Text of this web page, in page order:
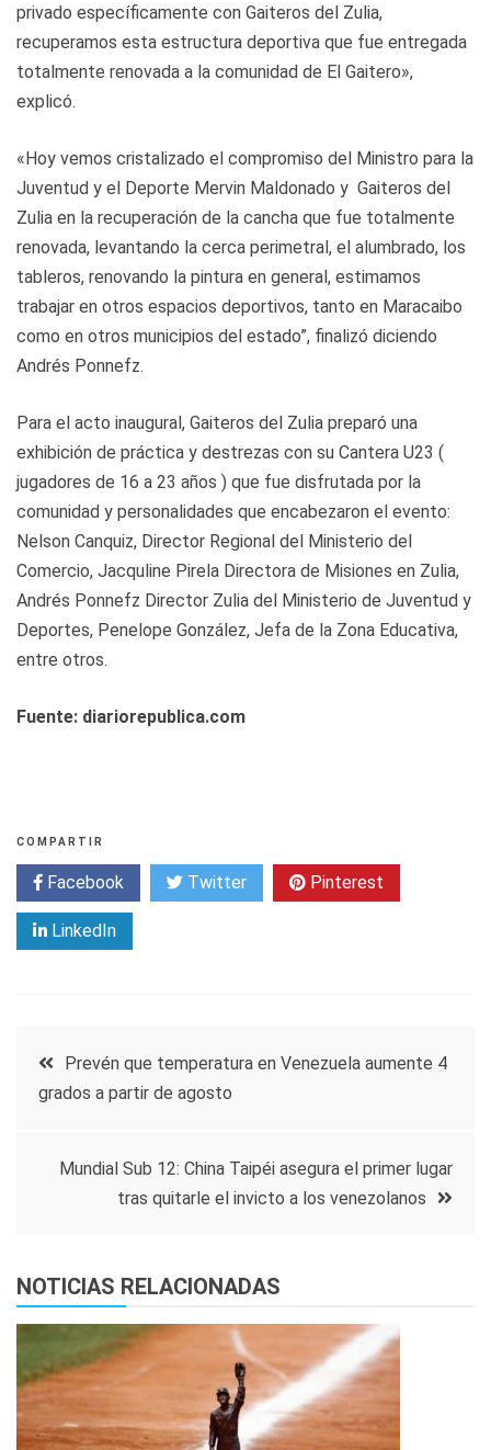
privado específicamente con Gaiteros del Zulia,
recuperamos esta estructura deportiva que fue entregada
totalmente renovada a la comunidad de El Gaitero»,
explicó.
«Hoy vemos cristalizado el compromiso del Ministro para la
Juventud y el Deporte Mervin Maldonado y Gaiteros del
Zulia en la recuperación de la cancha que fue totalmente
renovada, levantando la cerca perimetral, el alumbrado, los
tableros, renovando la pintura en general, estimamos
trabajar en otros espacios deportivos, tanto en Maracaibo
como en otros municipios del estado”, finalizó diciendo
Andrés Ponnefz.
Para el acto inaugural, Gaiteros del Zulia preparó una
exhibición de práctica y destrezas con su Cantera U23 (
jugadores de 16 a 23 años ) que fue disfrutada por la
comunidad y personalidades que encabezaron el evento:
Nelson Canquiz, Director Regional del Ministerio del
Comercio, Jacquline Pirela Directora de Misiones en Zulia,
Andrés Ponnefz Director Zulia del Ministerio de Juventud y
Deportes, Penelope González, Jefa de la Zona Educativa,
entre otros.
Fuente: diariorepublica.com
COMPARTIR
Facebook Twitter Pinterest
LinkedIn
Navegación
de
entradas
Prevén que temperatura en Venezuela aumente 4
grados a partir de agosto
Mundial Sub 12: China Taipéi asegura el primer lugar
tras quitarle el invicto a los venezolanos
NOTICIAS RELACIONADAS